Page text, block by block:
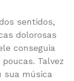
sentidos,
dolorosas
conseguia
Talvez
sua música